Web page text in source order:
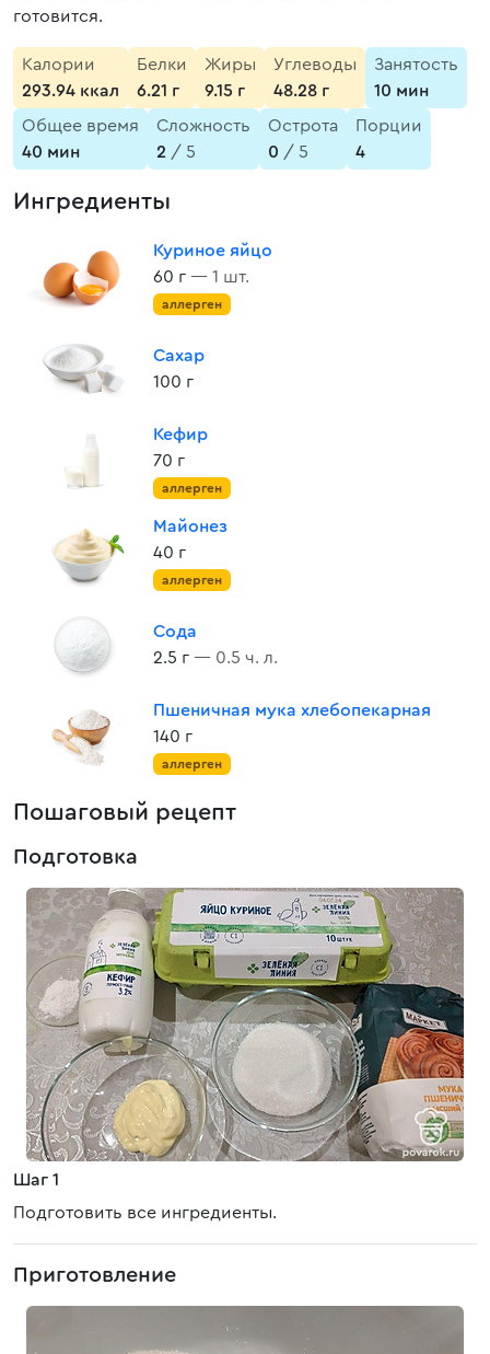
готовится.
Калории
293.94 ккал
Белки
6.21 г
Жиры
9.15 г
Углеводы
48.28 г
Занятость
10 мин
Общее время
40 мин
Сложность
2 / 5
Острота
0 / 5
Порции
4
Ингредиенты
Куриное яйцо
60 г — 1 шт.
аллерген
Сахар
100 г
Кефир
70 г
аллерген
Майонез
40 г
аллерген
Сода
2.5 г — 0.5 ч. л.
Пшеничная мука хлебопекарная
140 г
аллерген
Пошаговый рецепт
Подготовка
Шаг 1
Подготовить все ингредиенты.
Приготовление